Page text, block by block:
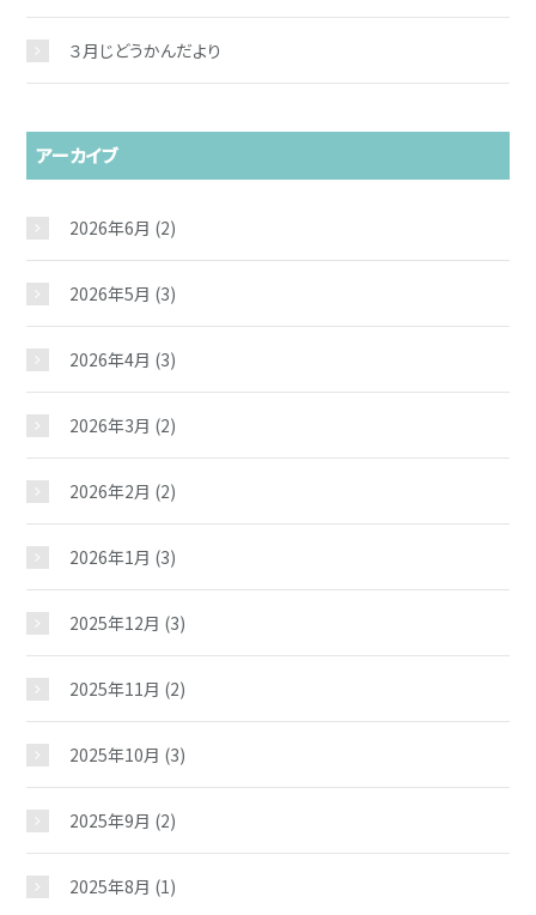
３月じどうかんだより
アーカイブ
2026年6月 (2)
2026年5月 (3)
2026年4月 (3)
2026年3月 (2)
2026年2月 (2)
2026年1月 (3)
2025年12月 (3)
2025年11月 (2)
2025年10月 (3)
2025年9月 (2)
2025年8月 (1)